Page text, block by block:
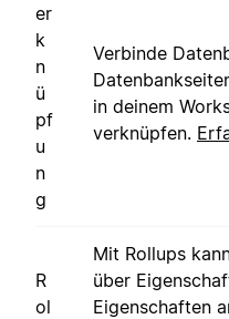
er
k
n
ü
pf
u
n
g
Verbinde
in deinem
verknüpfen.
R
ol
Mit Rollups
über
Eigenschaften